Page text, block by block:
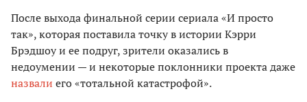
После выхода финальной серии сериала «И просто
так», которая поставила точку в истории Кэрри
Брэдшоу и ее подруг, зрители оказались в
недоумении — и некоторые поклонники проекта даже
назвали его «тотальной катастрофой».